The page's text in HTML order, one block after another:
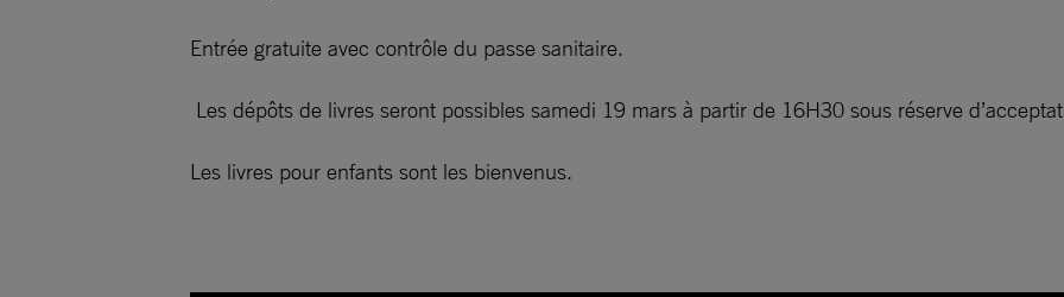
Entrée gratuite avec contrôle du passe sanitaire.
Les dépôts de livres seront possibles samedi 19 mars à partir de 16H30 sous réserve
Les livres pour enfants sont les bienvenus.